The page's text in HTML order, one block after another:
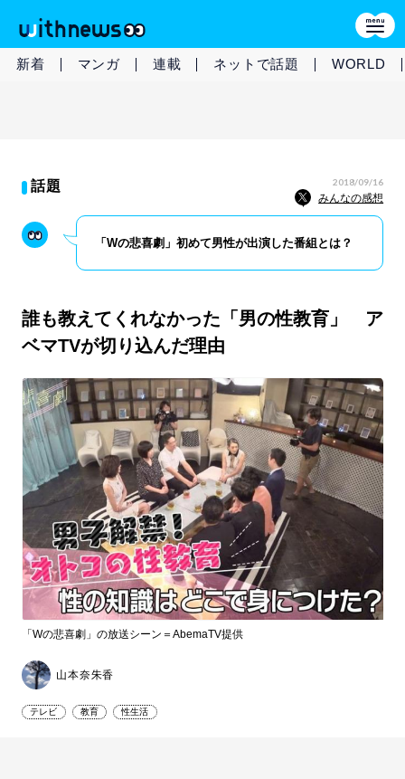
新着 マンガ 連載 ネットで話題 WORLD
話題 2018/09/16
みんなの感想
「Wの悲喜劇」初めて男性が出演した番組とは？
誰も教えてくれなかった「男の性教育」 ア
ベマTVが切り込んだ理由
「Wの悲喜劇」の放送シーン＝AbemaTV提供
山本奈朱香
テレビ 教育 性生活